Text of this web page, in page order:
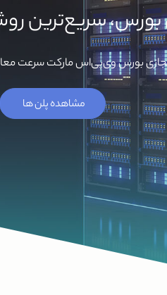
بورس، سریع‌ترین
بورس وی‌پی‌اس مارکت سرعت
مشاهده پلن ها